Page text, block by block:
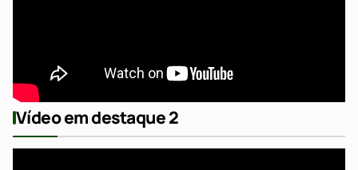
Vídeo em destaque 2